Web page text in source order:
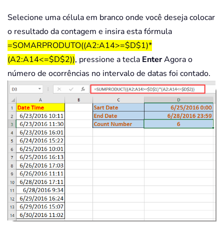
Selecione uma célula em branco onde você deseja colocar
o resultado da contagem e insira esta fórmula
=SOMARPRODUTO((A2:A14>=$D$1)*
(A2:A14<=$D$2)), pressione a tecla EnterAgora o
número de ocorrências no intervalo de datas foi contado.